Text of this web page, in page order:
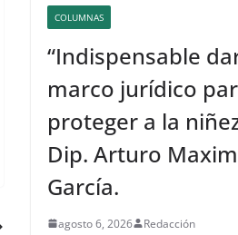
COLUMNAS
“Indispensable
marco jurídico
proteger a la
Dip. Arturo
García.
agosto 6, 2026 Redacción